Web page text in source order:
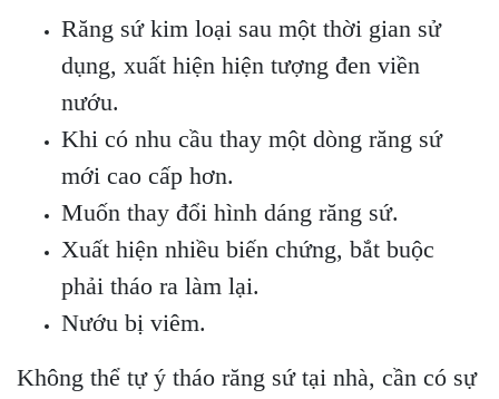
Răng sứ kim loại sau một thời gian sử
dụng, xuất hiện hiện tượng đen viền
nướu.
Khi có nhu cầu thay một dòng răng sứ
mới cao cấp hơn.
Muốn thay đổi hình dáng răng sứ.
Xuất hiện nhiều biến chứng, bắt buộc
phải tháo ra làm lại.
Nướu bị viêm.
Không thể tự ý tháo răng sứ tại nhà, cần có sự